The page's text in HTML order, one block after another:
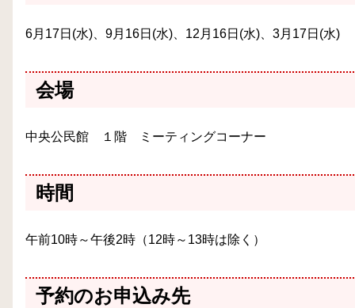
6月17日(水)、9月16日(水)、12月16日(水)、3月17日(水)
会場
中央公民館 １階 ミーティングコーナー
時間
午前10時～午後2時（12時～13時は除く）
予約のお申込み先